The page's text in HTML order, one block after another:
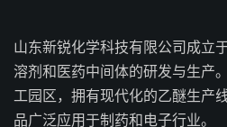
山东新锐化学科技有限公司成立
溶剂和医药中间体的研发与生产
工园区，拥有现代化的乙醚生产
品广泛应用于制药和电子行业。